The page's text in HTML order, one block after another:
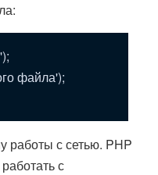
файла');
работы с сетью. PHP
с